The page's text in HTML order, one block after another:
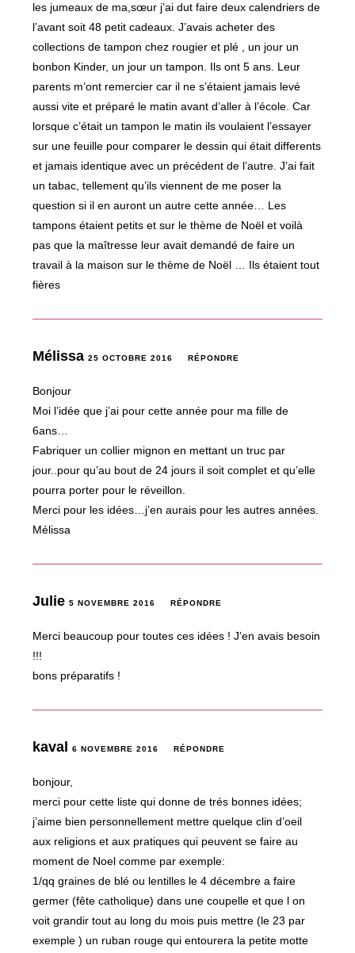
les jumeaux de ma,sœur j’ai dut faire deux calendriers de
l’avant soit 48 petit cadeaux. J’avais acheter des
collections de tampon chez rougier et plé , un jour un
bonbon Kinder, un jour un tampon. Ils ont 5 ans. Leur
parents m’ont remercier car il ne s’étaient jamais levé
aussi vite et préparé le matin avant d’aller à l’école. Car
lorsque c’était un tampon le matin ils voulaient l’essayer
sur une feuille pour comparer le dessin qui était differents
et jamais identique avec un précédent de l’autre. J’ai fait
un tabac, tellement qu’ils viennent de me poser la
question si il en auront un autre cette année… Les
tampons étaient petits et sur le thème de Noël et voilà
pas que la maîtresse leur avait demandé de faire un
travail à la maison sur le thème de Noël … Ils étaient tout
fières
Mélissa25 OCTOBRE 2016 RÉPONDRE
Bonjour
Moi l’idée que j’ai pour cette année pour ma fille de
6ans…
Fabriquer un collier mignon en mettant un truc par
jour..pour qu’au bout de 24 jours il soit complet et qu’elle
pourra porter pour le réveillon.
Merci pour les idées…j’en aurais pour les autres années.
Mélissa
Julie5 NOVEMBRE 2016 RÉPONDRE
Merci beaucoup pour toutes ces idées ! J’en avais besoin
!!!
bons préparatifs !
kaval6 NOVEMBRE 2016 RÉPONDRE
bonjour,
merci pour cette liste qui donne de trés bonnes idées;
j’aime bien personnellement mettre quelque clin d’oeil
aux religions et aux pratiques qui peuvent se faire au
moment de Noel comme par exemple:
1/qq graines de blé ou lentilles le 4 décembre a faire
germer (fête catholique) dans une coupelle et que l on
voit grandir tout au long du mois puis mettre (le 23 par
exemple ) un ruban rouge qui entourera la petite motte